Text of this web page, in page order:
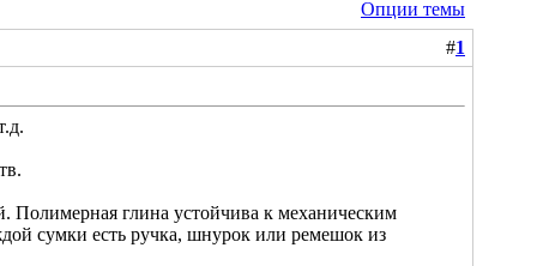
Опции темы
#1
Полимерная глина устойчива к механическим
сумки есть ручка, шнурок или ремешок из